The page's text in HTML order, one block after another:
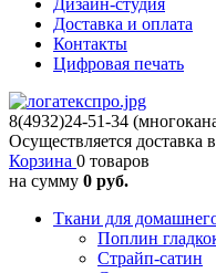
Дизайн-студия
Доставка и оплата
Контакты
Цифровая печать
8(4932)24-51-34
Осуществляется доставка
Корзина 0 товаров
на сумму 0 руб.
Ткани для
Поплин
Страйп-сатин